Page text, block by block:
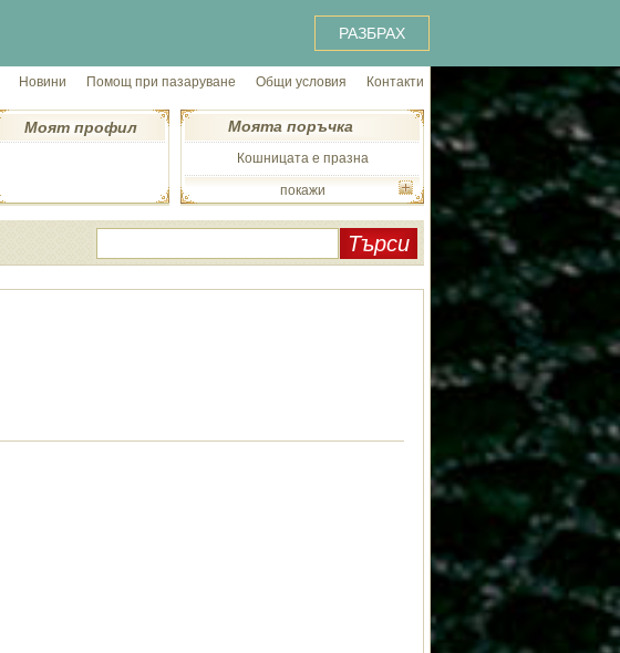
РАЗБРАХ
Новини Помощ при пазаруване Общи условия Контакти
Моят профил
Кошницата е празна
Моята поръчка
покажи